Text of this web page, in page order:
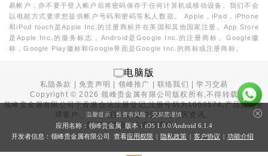
易帐户，亦不要于登入帐户后将密码保存于任何计算机或移动设备。我们不会
以电邮方式要求您提供帐户号码和密码等私人数据。 Apple，iPad，iPhone
和iPod touch是Apple Inc.的注册商标并在美国和其他国家注册。App Store
是Apple Inc.的服务标志，Android是Google Inc.的注册商标。Google徽
标，Google Play徽标和Google界面是Google Inc.的商标或注册商标。
电脑版
私隐条款 |免责声明 | 领峰推广 |联络我们 |学习交易
Copyright © 2026 领峰贵金属有限公司版权所有,不得转载
领峰贵金属有限公司于香港合法注册登记,注册号码为1660574,产品面向全
球客户。本站内所有内容均为香港地区资讯。
投资有风险，入市需谨慎。
温馨提示：投资有风险，交易需谨慎
应用名称：领峰贵金属 版本：iOS 1.0.0/Android 6.1.4
开发者信息：领峰贵金属有限公司 查看应用权限 | 隐私政策 | 客户协议 | 功能介绍